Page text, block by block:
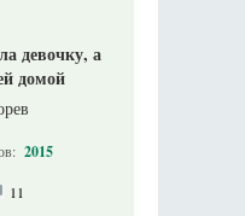
девочку, а
домой
2015
11